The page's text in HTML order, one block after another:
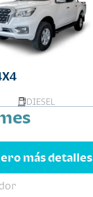
DIESEL
más detalles